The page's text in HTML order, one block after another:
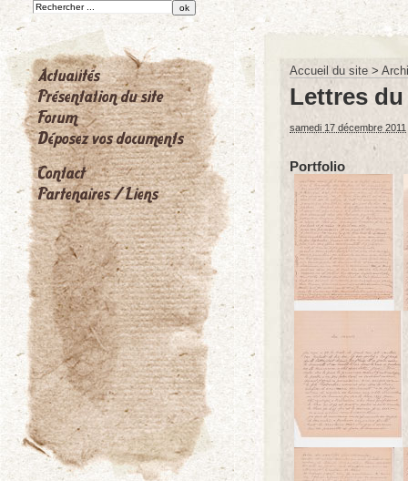
Accueil du site >
Lettres
samedi 17 décembre 2011
Portfolio